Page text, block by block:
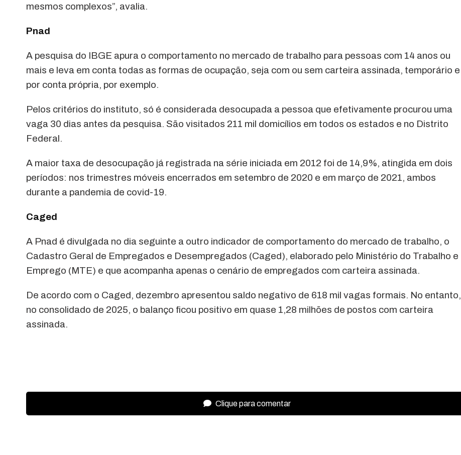
mesmos complexos”, avalia.
Pnad
A pesquisa do IBGE apura o comportamento no mercado de trabalho para pessoas com 14 anos ou
mais e leva em conta todas as formas de ocupação, seja com ou sem carteira assinada, temporário e
por conta própria, por exemplo.
Pelos critérios do instituto, só é considerada desocupada a pessoa que efetivamente procurou uma
vaga 30 dias antes da pesquisa. São visitados 211 mil domicílios em todos os estados e no Distrito
Federal.
A maior taxa de desocupação já registrada na série iniciada em 2012 foi de 14,9%, atingida em dois
períodos: nos trimestres móveis encerrados em setembro de 2020 e em março de 2021, ambos
durante a pandemia de covid-19.
Caged
A Pnad é divulgada no dia seguinte a outro indicador de comportamento do mercado de trabalho, o
Cadastro Geral de Empregados e Desempregados (Caged), elaborado pelo Ministério do Trabalho e
Emprego (MTE) e que acompanha apenas o cenário de empregados com carteira assinada.
De acordo com o Caged, dezembro apresentou saldo negativo de 618 mil vagas formais. No entanto,
no consolidado de 2025, o balanço ficou positivo em quase 1,28 milhões de postos com carteira
assinada.
Clique para comentar